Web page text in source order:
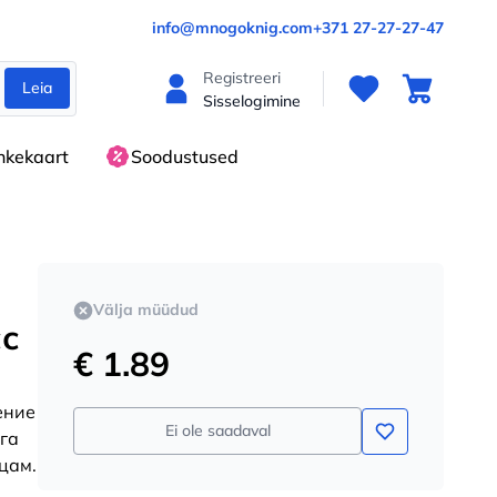
info@mnogoknig.com+371 27-27-27-47
Leia
Registreeri
Sisselogimine
Soodustused
Välja müüdud
€ 1.89
Ei ole saadaval